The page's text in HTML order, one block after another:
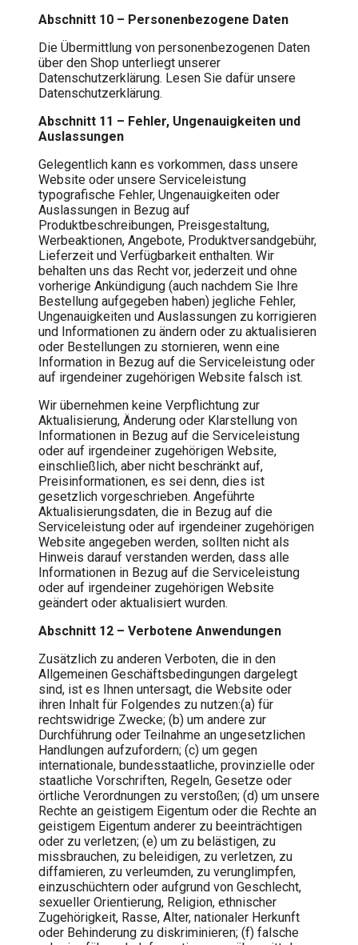
Abschnitt 10 – Personenbezogene Daten
Die Übermittlung von personenbezogenen Daten
über den Shop unterliegt unserer
Datenschutzerklärung. Lesen Sie dafür unsere
Datenschutzerklärung.
Abschnitt 11 – Fehler, Ungenauigkeiten und
Auslassungen
Gelegentlich kann es vorkommen, dass unsere
Website oder unsere Serviceleistung
typografische Fehler, Ungenauigkeiten oder
Auslassungen in Bezug auf
Produktbeschreibungen, Preisgestaltung,
Werbeaktionen, Angebote, Produktversandgebühr,
Lieferzeit und Verfügbarkeit enthalten. Wir
behalten uns das Recht vor, jederzeit und ohne
vorherige Ankündigung (auch nachdem Sie Ihre
Bestellung aufgegeben haben) jegliche Fehler,
Ungenauigkeiten und Auslassungen zu korrigieren
und Informationen zu ändern oder zu aktualisieren
oder Bestellungen zu stornieren, wenn eine
Information in Bezug auf die Serviceleistung oder
auf irgendeiner zugehörigen Website falsch ist.
Wir übernehmen keine Verpflichtung zur
Aktualisierung, Änderung oder Klarstellung von
Informationen in Bezug auf die Serviceleistung
oder auf irgendeiner zugehörigen Website,
einschließlich, aber nicht beschränkt auf,
Preisinformationen, es sei denn, dies ist
gesetzlich vorgeschrieben. Angeführte
Aktualisierungsdaten, die in Bezug auf die
Serviceleistung oder auf irgendeiner zugehörigen
Website angegeben werden, sollten nicht als
Hinweis darauf verstanden werden, dass alle
Informationen in Bezug auf die Serviceleistung
oder auf irgendeiner zugehörigen Website
geändert oder aktualisiert wurden.
Abschnitt 12 – Verbotene Anwendungen
Zusätzlich zu anderen Verboten, die in den
Allgemeinen Geschäftsbedingungen dargelegt
sind, ist es Ihnen untersagt, die Website oder
ihren Inhalt für Folgendes zu nutzen:(a) für
rechtswidrige Zwecke; (b) um andere zur
Durchführung oder Teilnahme an ungesetzlichen
Handlungen aufzufordern; (c) um gegen
internationale, bundesstaatliche, provinzielle oder
staatliche Vorschriften, Regeln, Gesetze oder
örtliche Verordnungen zu verstoßen; (d) um unsere
Rechte an geistigem Eigentum oder die Rechte an
geistigem Eigentum anderer zu beeinträchtigen
oder zu verletzen; (e) um zu belästigen, zu
missbrauchen, zu beleidigen, zu verletzen, zu
diffamieren, zu verleumden, zu verunglimpfen,
einzuschüchtern oder aufgrund von Geschlecht,
sexueller Orientierung, Religion, ethnischer
Zugehörigkeit, Rasse, Alter, nationaler Herkunft
oder Behinderung zu diskriminieren; (f) falsche